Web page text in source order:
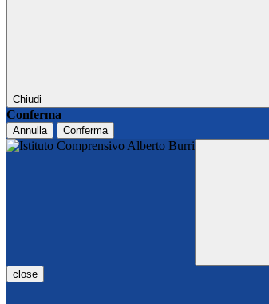
Chiudi
Conferma
Annulla Conferma
close